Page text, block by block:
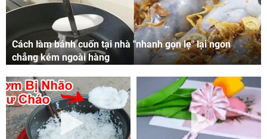
Cách làm bánh cuốn tại nhà "nhanh gọn lẹ" lại ngon
chẳng kém ngoài hàng